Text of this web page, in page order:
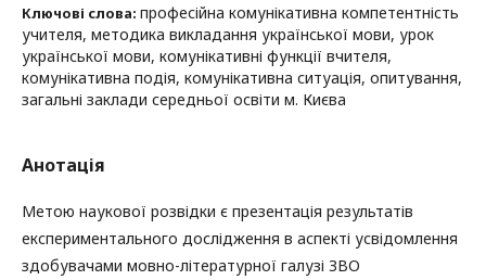
Ключові слова: професійна комунікативна компетентність
учителя, методика викладання української мови, урок
української мови, комунікативні функції вчителя,
комунікативна подія, комунікативна ситуація, опитування,
загальні заклади середньої освіти м. Києва
Анотація
Метою наукової розвідки є презентація результатів
експериментального дослідження в аспекті усвідомлення
здобувачами мовно-літературної галузі ЗВО